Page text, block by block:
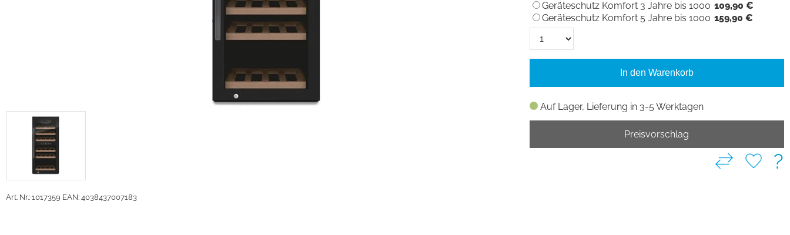
Art. Nr.: 1017359 EAN: 4038437007183
Auf Lager, Lieferung in 3-5 Werktagen
Geräteschutz Komfort 3 Jahre bis 1000 109,90 €
Geräteschutz Komfort 5 Jahre bis 1000 159,90 €
In den Warenkorb
Preisvorschlag
?